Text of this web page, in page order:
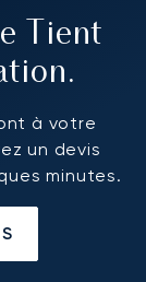
Tient
à votre
un devis
minutes.